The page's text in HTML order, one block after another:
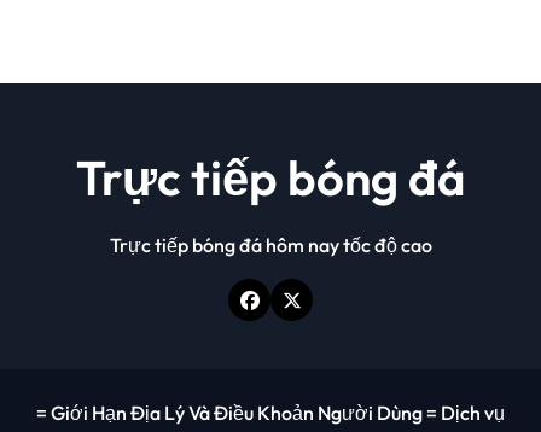
Trực tiếp bóng đá
Trực tiếp bóng đá hôm nay tốc độ cao
= Giới Hạn Địa Lý Và Điều Khoản Người Dùng = Dịch vụ